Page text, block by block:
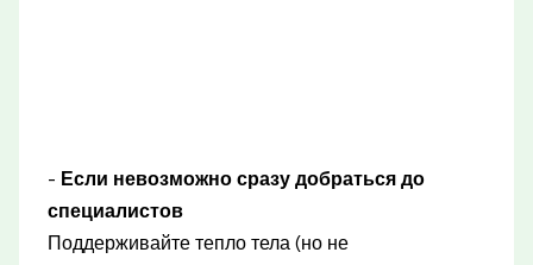
- Если невозможно сразу добраться до
специалистов
Поддерживайте тепло тела (но не